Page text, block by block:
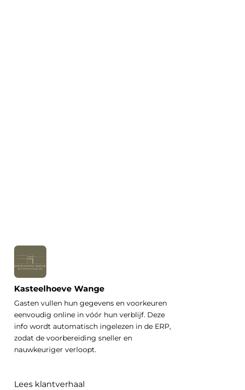
Kasteelhoeve Wange
Gasten vullen hun gegevens en voorkeuren
eenvoudig online in vóór hun verblijf. Deze
info wordt automatisch ingelezen in de ERP,
zodat de voorbereiding sneller en
nauwkeuriger verloopt.
Lees klantverhaal